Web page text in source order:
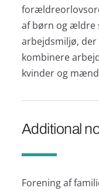
af børn og ældre
arbejdsmiljø,
kombinere
kvinder og mænd
Additional
Forening af